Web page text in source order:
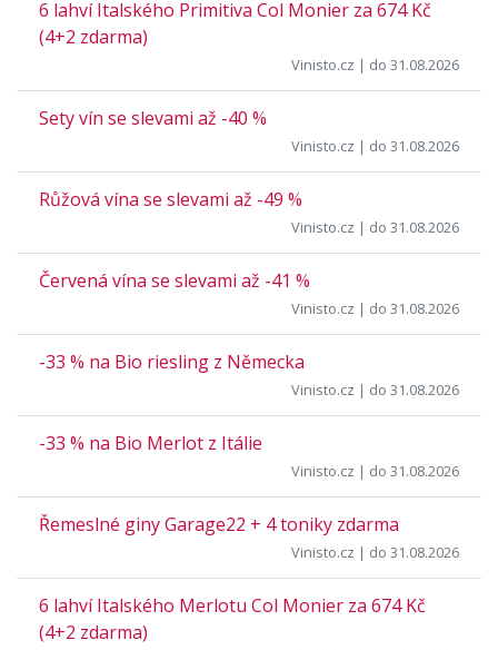
6 lahví Italského Primitiva Col Monier za 674 Kč
(4+2 zdarma)
Vinisto.cz | do 31.08.2026
Sety vín se slevami až -40 %
Vinisto.cz | do 31.08.2026
Růžová vína se slevami až -49 %
Vinisto.cz | do 31.08.2026
Červená vína se slevami až -41 %
Vinisto.cz | do 31.08.2026
-33 % na Bio riesling z Německa
Vinisto.cz | do 31.08.2026
-33 % na Bio Merlot z Itálie
Vinisto.cz | do 31.08.2026
Řemeslné giny Garage22 + 4 toniky zdarma
Vinisto.cz | do 31.08.2026
6 lahví Italského Merlotu Col Monier za 674 Kč
(4+2 zdarma)